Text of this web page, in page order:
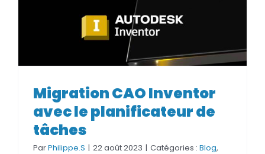
Migration CAO Inventor avec le
planificateur de tâches
Migration CAO Inventor
avec le planificateur de
tâches
ParPhilippe.S | 22 août 2023 | Catégories : Blog,